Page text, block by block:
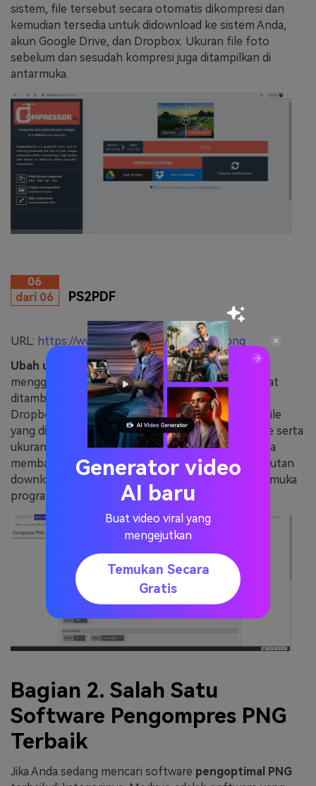
sistem, file tersebut secara otomatis dikompresi dan
kemudian tersedia untuk didownload ke sistem Anda,
akun Google Drive, dan Dropbox. Ukuran file foto
sebelum dan sesudah kompresi juga ditampilkan di
antarmuka.
06
dari 06
PS2PDF
URL: https://www.ps2pdf.com/compress-png
Ubah ukuran PNGdengan kualitas yang baik
menggunakan software online ini. File-filenya dapat
ditambahkan dari sistem, akun Google Drive, dan
Dropbox sesuai kebutuhan. Untuk mengompres file
yang ditambahkan, Anda dapat memilih kualitas file serta
ukuran yang dibutuhkan. Opsi untuk merotasi serta
membalik foto yang ditambahkan juga tersedia. Tautan
download untuk file terkompresi tersedia di antarmuka
program.
Bagian 2. Salah Satu
Software Pengompres PNG
Terbaik
Jika Anda sedang mencari software pengoptimal PNG
Generator video
AI baru
Buat video viral yang
mengejutkan
Temukan Secara
Gratis